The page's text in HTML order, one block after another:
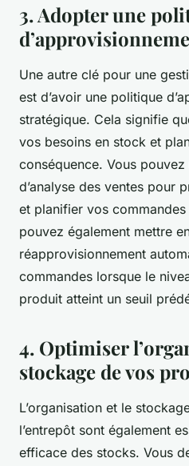
3. Adopter une
Une autre clé pour une
est d’avoir une politique
stratégique. Cela signifie
vos besoins en stock et
conséquence. Vous
d’analyse des ventes pour
et planifier vos
pouvez également mettre
réapprovisionnement
commandes lorsque le
produit atteint un seuil
4. Optimiser
stockage de vos
L’organisation et le
l’entrepôt sont également
efficace des stocks. Vous